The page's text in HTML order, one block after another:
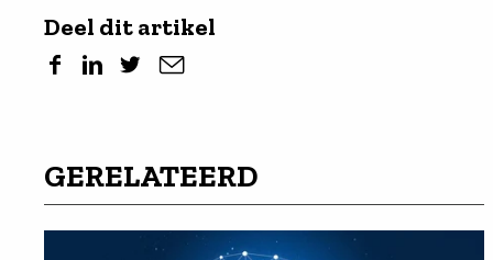
Deel dit artikel
GERELATEERD